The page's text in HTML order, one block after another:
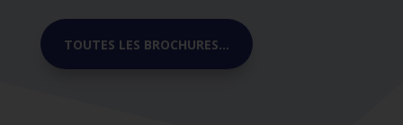
TOUTES LES BROCHURES...